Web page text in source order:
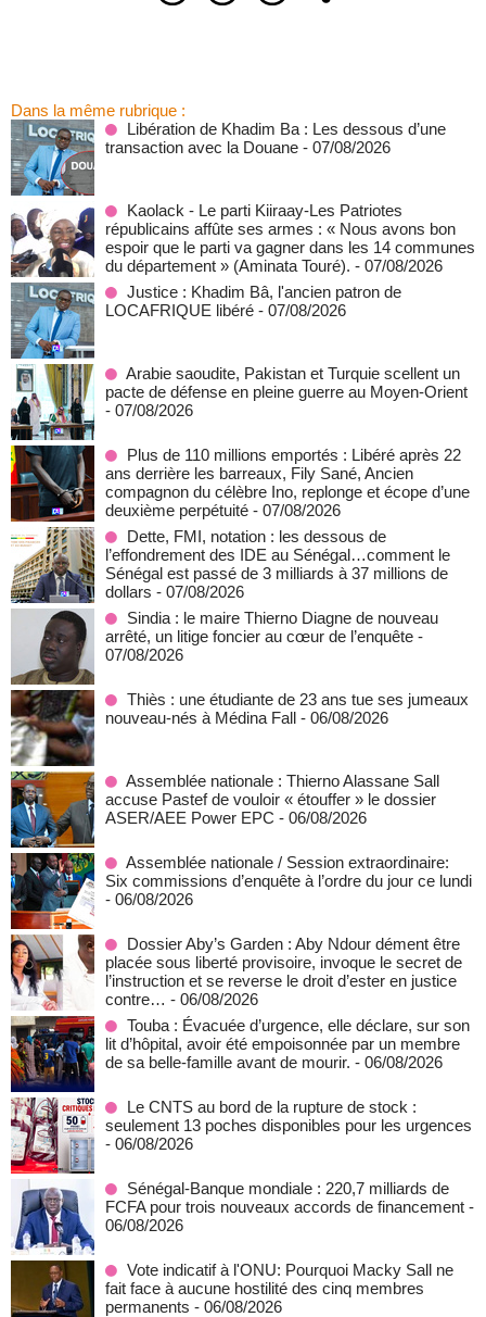
Dans la même rubrique :
Libération de Khadim Ba : Les dessous d’une
transaction avec la Douane - 07/08/2026
Kaolack - Le parti Kiiraay-Les Patriotes
républicains affûte ses armes : « Nous avons bon
espoir que le parti va gagner dans les 14 communes
du département » (Aminata Touré). - 07/08/2026
Justice : Khadim Bâ, l'ancien patron de
LOCAFRIQUE libéré - 07/08/2026
Arabie saoudite, Pakistan et Turquie scellent un
pacte de défense en pleine guerre au Moyen-Orient
- 07/08/2026
Plus de 110 millions emportés : Libéré après 22
ans derrière les barreaux, Fily Sané, Ancien
compagnon du célèbre Ino, replonge et écope d’une
deuxième perpétuité - 07/08/2026
Dette, FMI, notation : les dessous de
l’effondrement des IDE au Sénégal…comment le
Sénégal est passé de 3 milliards à 37 millions de
dollars - 07/08/2026
Sindia : le maire Thierno Diagne de nouveau
arrêté, un litige foncier au cœur de l’enquête -
07/08/2026
Thiès : une étudiante de 23 ans tue ses jumeaux
nouveau-nés à Médina Fall - 06/08/2026
Assemblée nationale : Thierno Alassane Sall
accuse Pastef de vouloir « étouffer » le dossier
ASER/AEE Power EPC - 06/08/2026
Assemblée nationale / Session extraordinaire:
Six commissions d’enquête à l’ordre du jour ce lundi
- 06/08/2026
Dossier Aby’s Garden : Aby Ndour dément être
placée sous liberté provisoire, invoque le secret de
l’instruction et se reverse le droit d’ester en justice
contre… - 06/08/2026
Touba : Évacuée d’urgence, elle déclare, sur son
lit d’hôpital, avoir été empoisonnée par un membre
de sa belle-famille avant de mourir. - 06/08/2026
Le CNTS au bord de la rupture de stock :
seulement 13 poches disponibles pour les urgences
- 06/08/2026
Sénégal-Banque mondiale : 220,7 milliards de
FCFA pour trois nouveaux accords de financement -
06/08/2026
Vote indicatif à l'ONU: Pourquoi Macky Sall ne
fait face à aucune hostilité des cinq membres
permanents - 06/08/2026